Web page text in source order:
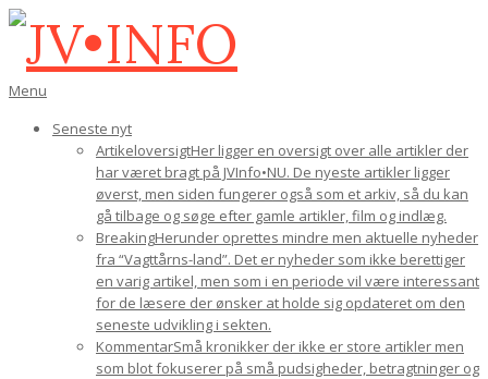
Gå
indhold
JV•INFO
Den
navigations-
Menu
Seneste nyt
ArtikeloversigtHer ligger en oversigt over alle artikler der
har været bragt på JVInfo•NU. De nyeste artikler ligger
øverst, men siden fungerer også som et arkiv, så du kan
gå tilbage og søge efter gamle artikler, film og indlæg.
BreakingHerunder oprettes mindre men aktuelle nyheder
fra “Vagttårns-land”. Det er nyheder som ikke berettiger
en varig artikel, men som i en periode vil være interessant
for de læsere der ønsker at holde sig opdateret om den
seneste udvikling i sekten.
KommentarSmå kronikker der ikke er store artikler men
som blot fokuserer på små pudsigheder, betragtninger og